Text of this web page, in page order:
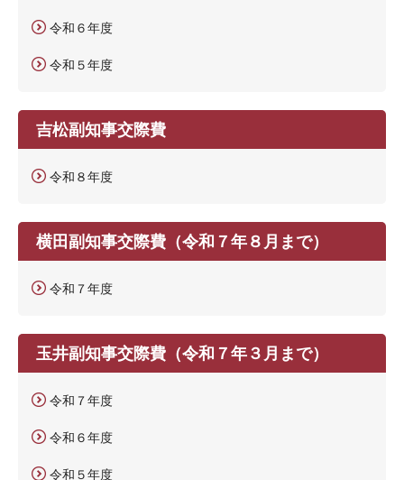
令和６年度
令和５年度
吉松副知事交際費
令和８年度
横田副知事交際費（令和７年８月まで）
令和７年度
玉井副知事交際費（令和７年３月まで）
令和７年度
令和６年度
令和５年度